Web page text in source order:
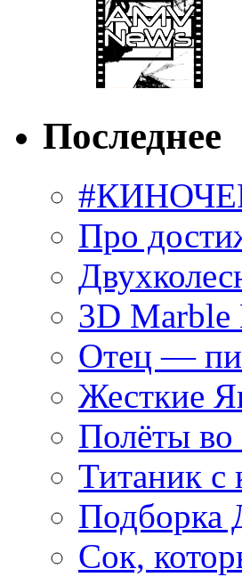
Последнее
Про
3D Marble
Отец —
Жесткие
Полёты во
Титаник с
Подборка
Сок,